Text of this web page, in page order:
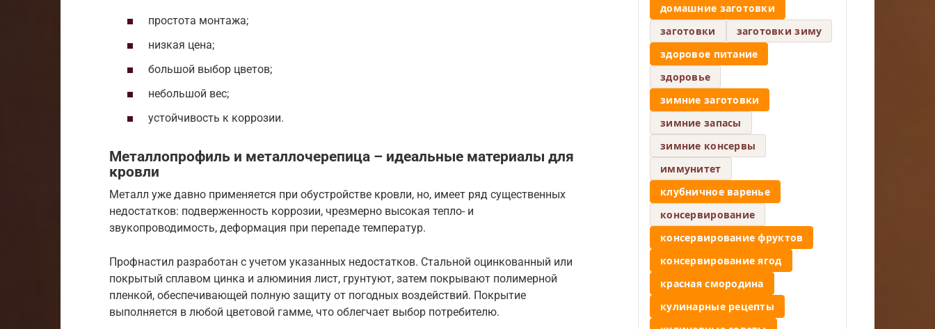
простота монтажа;
низкая цена;
большой выбор цветов;
небольшой вес;
устойчивость к коррозии.
Металлопрофиль и металлочерепица – идеальные материалы для
кровли
Металл уже давно применяется при обустройстве кровли, но, имеет ряд существенных
недостатков: подверженность коррозии, чрезмерно высокая тепло- и
звукопроводимость, деформация при перепаде температур.
Профнастил разработан с учетом указанных недостатков. Стальной оцинкованный или
покрытый сплавом цинка и алюминия лист, грунтуют, затем покрывают полимерной
пленкой, обеспечивающей полную защиту от погодных воздействий. Покрытие
выполняется в любой цветовой гамме, что облегчает выбор потребителю.
домашние заготовки
заготовки
заготовки зиму
здоровое питание
здоровье
зимние заготовки
зимние запасы
зимние консервы
иммунитет
клубничное варенье
консервирование
консервирование фруктов
консервирование ягод
красная смородина
кулинарные рецепты